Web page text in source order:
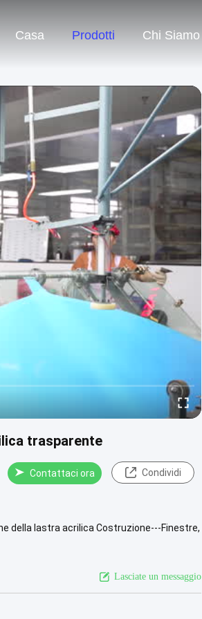
Casa Prodotti Chi Siamo
trasparente
Contattaci ora Condividi
della lastra acrilica Costruzione---Finestre,
Lasciate un messaggio